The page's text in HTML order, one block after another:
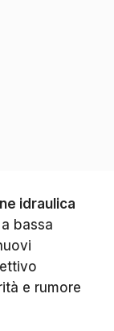
idraulica
bassa
e rumore